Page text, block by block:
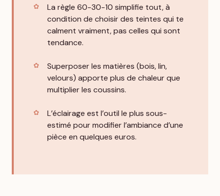
La règle 60-30-10 simplifie tout, à
condition de choisir des teintes qui te
calment vraiment, pas celles qui sont
tendance.
Superposer les matières (bois, lin,
velours) apporte plus de chaleur que
multiplier les coussins.
L’éclairage est l’outil le plus sous-
estimé pour modifier l’ambiance d’une
pièce en quelques euros.